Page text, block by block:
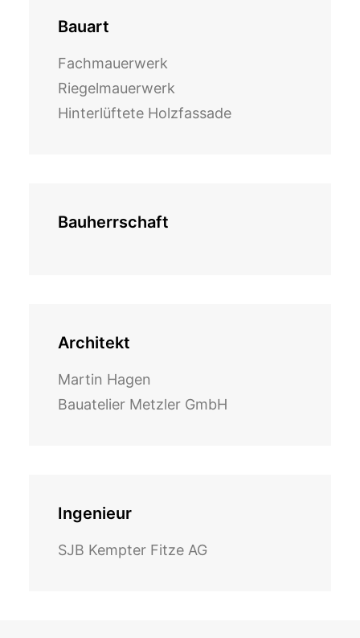
Bauart
Fachmauerwerk
Riegelmauerwerk
Hinterlüftete Holzfassade
Bauherrschaft
Architekt
Martin Hagen
Bauatelier Metzler GmbH
Ingenieur
SJB Kempter Fitze AG